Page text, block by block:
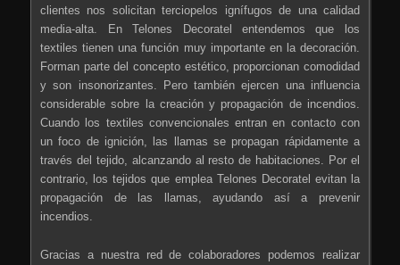
clientes nos solicitan terciopelos ignífugos de una calidad
media-alta. En Telones Decoratel entendemos que los
textiles tienen una función muy importante en la decoración.
Forman parte del concepto estético, proporcionan comodidad
y son insonorizantes. Pero también ejercen una influencia
considerable sobre la creación y propagación de incendios.
Cuando los textiles convencionales entran en contacto con
un foco de ignición, las llamas se propagan rápidamente a
través del tejido, alcanzando al resto de habitaciones. Por el
contrario, los tejidos que emplea Telones Decoratel evitan la
propagación de las llamas, ayudando así a prevenir
incendios.
Gracias a nuestra red de colaboradores podemos realizar